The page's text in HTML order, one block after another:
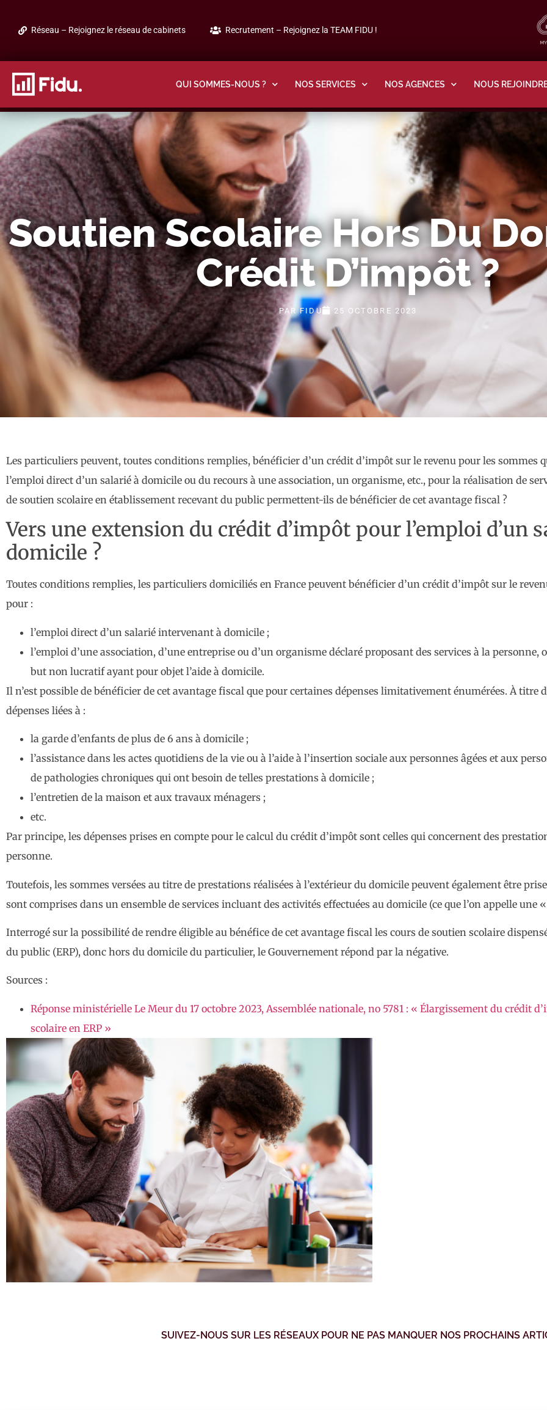
Réseau – Rejoignez le réseau de cabinets Recrutement – Rejoignez la TEAM FIDU !
QUI SOMMES-NOUS ? NOS SERVICES NOS AGENCES NOUS
Soutien Scolaire Hors Du
Crédit D’impôt ?
PARFIDU 25 OCTOBRE 2023
Les particuliers peuvent, toutes conditions remplies, bénéficier d’un crédit d’impôt sur le revenu pour les sommes
l’emploi direct d’un salarié à domicile ou du recours à une association, un organisme, etc., pour la réalisation de
de soutien scolaire en établissement recevant du public permettent-ils de bénéficier de cet avantage fiscal ?
Vers une extension du crédit d’impôt pour l’emploi d’un
domicile ?
Toutes conditions remplies, les particuliers domiciliés en France peuvent bénéficier d’un crédit d’impôt sur le
pour :
l’emploi direct d’un salarié intervenant à domicile ;
l’emploi d’une association, d’une entreprise ou d’un organisme déclaré proposant des services à la personne,
but non lucratif ayant pour objet l’aide à domicile.
Il n’est possible de bénéficier de cet avantage fiscal que pour certaines dépenses limitativement énumérées. À titre
dépenses liées à :
la garde d’enfants de plus de 6 ans à domicile ;
l’assistance dans les actes quotidiens de la vie ou à l’aide à l’insertion sociale aux personnes âgées et aux
de pathologies chroniques qui ont besoin de telles prestations à domicile ;
l’entretien de la maison et aux travaux ménagers ;
etc.
Par principe, les dépenses prises en compte pour le calcul du crédit d’impôt sont celles qui concernent des
personne.
Toutefois, les sommes versées au titre de prestations réalisées à l’extérieur du domicile peuvent également être
sont comprises dans un ensemble de services incluant des activités effectuées au domicile (ce que l’on appelle une
Interrogé sur la possibilité de rendre éligible au bénéfice de cet avantage fiscal les cours de soutien scolaire
du public (ERP), donc hors du domicile du particulier, le Gouvernement répond par la négative.
Sources :
Réponse ministérielle Le Meur du 17 octobre 2023, Assemblée nationale, no 5781 : « Élargissement du crédit
scolaire en ERP »
SUIVEZ-NOUS SUR LES RÉSEAUX POUR NE PAS MANQUER NOS PROCHAINS